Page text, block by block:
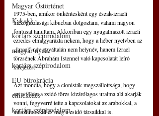
Magyar Őstörténet
Kakukk
kortárs szépirodalom
magyar nyelv
kortárs szépirodalom
EU bürokrácia
emlékezés
kortárs szépirodalom
1975-ben, amikor önkéntesként egy észak-izraeli
mezőgazdasági kibucban dolgoztam, valami nagyon
fontosat tanultam. Akkoriban egy nyugalmazott izraeli
ezredes elmagyarázta nekem, hogy a héber nyelvben az
„Izrael” név egyáltalán nem helynév, hanem Izrael
törzsének Ábrahám Istennel való kapcsolatát leíró
kifejezés.
Azt mondta, hogy a cionisták megszállottsága, hogy
ezt a földet a zsidó törzs kizárólagos uralma alá akarják
vonni, fegyverré tette a kapcsolatokat az arabokkal, a
muszlimokkal és még a zsidó társaikkal is.